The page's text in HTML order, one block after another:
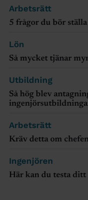
Arbetsrätt
5 frågor du bör
Lön
Så mycket tjänar
Utbildning
Så hög blev
Arbetsrätt
Kräv detta om
Ingenjören
Här kan du testa ditt